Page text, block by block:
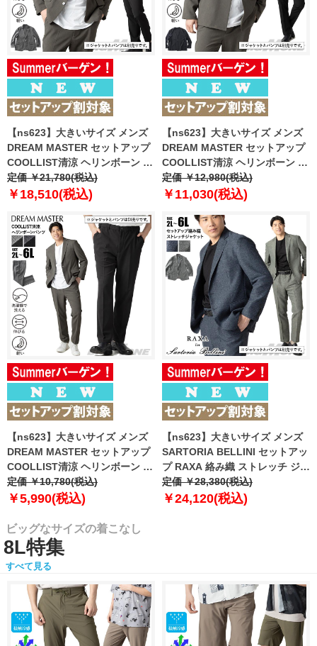
【ns623】大きいサイズ メンズ
DREAM MASTER セットアップ
COOLLIST清涼 ヘリンボーン ス
トレッチ ジャケット 軽量 ウォッ
シャブル スマリラ 春夏新作
定価 ￥21,780(税込)
￥18,510(税込)
【ns623】大きいサイズ メンズ
DREAM MASTER セットアップ
COOLLIST清涼 ヘリンボーン ス
トレッチ ノーカラー ジャケット
軽量 ウォッシャブル スマリラ 春
定価 ￥12,980(税込)
￥11,030(税込)
【ns623】大きいサイズ メンズ
DREAM MASTER セットアップ
COOLLIST清涼 ヘリンボーン ス
トレッチ パンツ 軽量 ウォッシャ
ブル スマリラ 春夏新作
定価 ￥10,780(税込)
￥5,990(税込)
【ns623】大きいサイズ メンズ
SARTORIA BELLINI セットアッ
プ RAXA 絡み織 ストレッチ ジャ
ケット 春夏新作 tzjk-33b
【fre】
定価 ￥28,380(税込)
￥24,120(税込)
ビッグなサイズの着こなし
8L特集
すべて見る